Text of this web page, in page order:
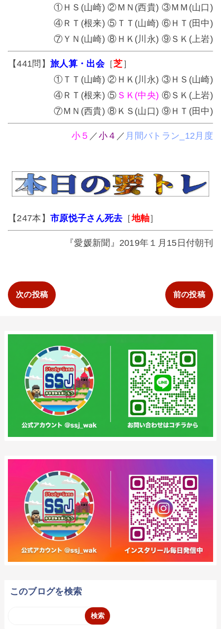
①ＨＳ(山崎) ②ＭＮ(西貴) ③ＭＭ(山口)
④ＲＴ(根来) ⑤ＴＴ(山崎) ⑥ＨＴ(田中)
⑦ＹＮ(山崎) ⑧ＨＫ(川永) ⑨ＳＫ(上岩)
【441問】 旅人算・出会［芝］
①ＴＴ(山崎) ②ＨＫ(川永) ③ＨＳ(山崎)
④ＲＴ(根来) ⑤ ＳＫ(中央) ⑥ＳＫ(上岩)
⑦ＭＮ(西貴) ⑧ＫＳ(山口) ⑨ＨＴ(田中)
小５ ／ 小４ ／ 月間バトラン_12月度
【247本】 市原悦子さん死去 ［地軸］
『愛媛新聞』2019年１月15日付朝刊
次の投稿 前の投稿
このブログを検索